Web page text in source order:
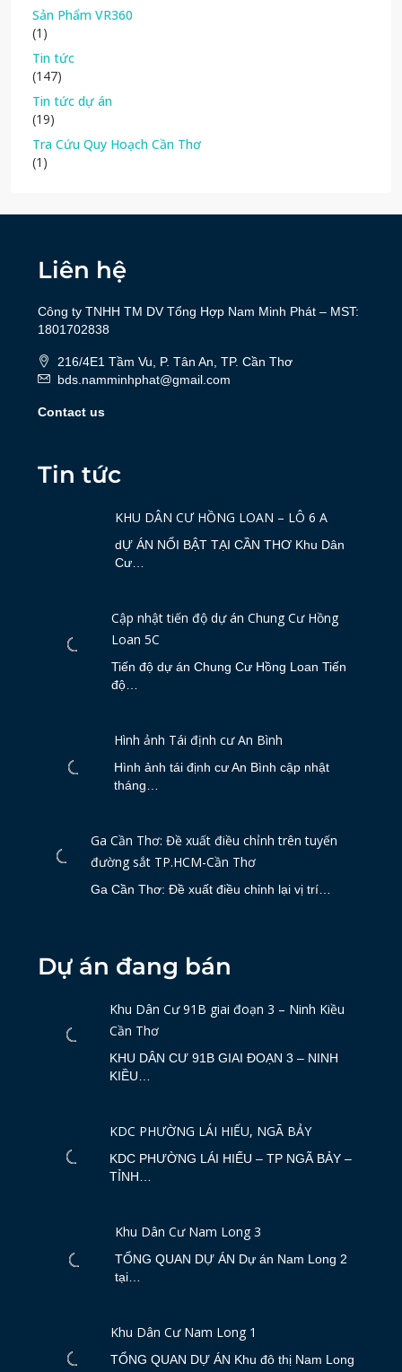
Sản Phẩm VR360
(1)
Tin tức
(147)
Tin tức dự án
(19)
Tra Cứu Quy Hoạch Cần Thơ
(1)
Liên hệ
Công ty TNHH TM DV Tổng Hợp Nam Minh Phát – MST:
1801702838
216/4E1 Tầm Vu, P. Tân An, TP. Cần Thơ
bds.namminhphat@gmail.com
Contact us
Tin tức
KHU DÂN CƯ HỒNG LOAN – LÔ 6 A
dỰ ÁN NỔI BẬT TẠI CẦN THƠ Khu Dân
Cư…
Cập nhật tiến độ dự án Chung Cư Hồng
Loan 5C
Tiến độ dự án Chung Cư Hồng Loan Tiến
độ…
Hình ảnh Tái định cư An Bình
Hình ảnh tái định cư An Bình cập nhật
tháng…
Ga Cần Thơ: Đề xuất điều chỉnh trên tuyến
đường sắt TP.HCM-Cần Thơ
Ga Cần Thơ: Đề xuất điều chỉnh lại vị trí…
Dự án đang bán
Khu Dân Cư 91B giai đoạn 3 – Ninh Kiều
Cần Thơ
KHU DÂN CƯ 91B GIAI ĐOẠN 3 – NINH
KIỀU…
KDC PHƯỜNG LÁI HIẾU, NGÃ BẢY
KDC PHƯỜNG LÁI HIẾU – TP NGÃ BẢY –
TỈNH…
Khu Dân Cư Nam Long 3
TỔNG QUAN DỰ ÁN Dự án Nam Long 2
tại…
Khu Dân Cư Nam Long 1
TỔNG QUAN DỰ ÁN Khu đô thị Nam Long